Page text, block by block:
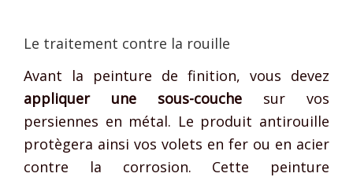
Le traitement contre la rouille
Avant la peinture de finition, vous devez
appliquer une sous-couche sur vos
persiennes en métal. Le produit antirouille
protègera ainsi vos volets en fer ou en acier
contre la corrosion. Cette peinture